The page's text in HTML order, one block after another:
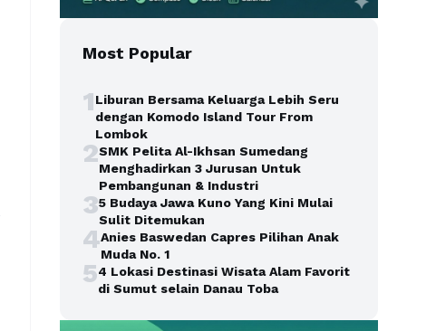
Most Popular
1Liburan Bersama Keluarga Lebih Seru
dengan Komodo Island Tour From
Lombok
2SMK Pelita Al-Ikhsan Sumedang
Menghadirkan 3 Jurusan Untuk
Pembangunan & Industri
35 Budaya Jawa Kuno Yang Kini Mulai
Sulit Ditemukan
4Anies Baswedan Capres Pilihan Anak
Muda No. 1
54 Lokasi Destinasi Wisata Alam Favorit
di Sumut selain Danau Toba